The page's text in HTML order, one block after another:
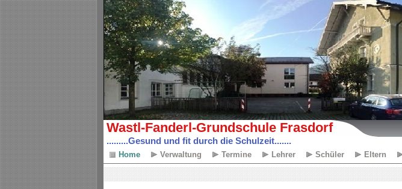
Wastl-Fanderl-Grundschule Frasdorf
.........Gesund und fit durch die Schulzeit.......
Home Verwaltung Termine Lehrer Schüler Eltern